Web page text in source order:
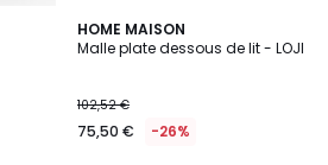
HOME MAISON
Malle plate dessous de lit - LOJI
102,52 €
75,50 € -26%